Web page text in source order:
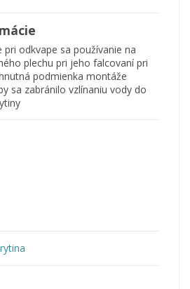
pri odkvape sa používanie na
plechu pri jeho falcovaní pri
podmienka montáže
sa zabránilo vzlínaniu vody do